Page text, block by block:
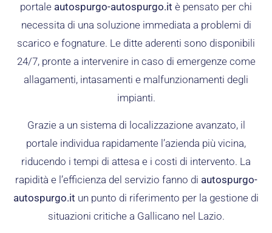
portale autospurgo-autospurgo.it è pensato per chi
necessita di una soluzione immediata a problemi di
scarico e fognature. Le ditte aderenti sono disponibili
24/7, pronte a intervenire in caso di emergenze come
allagamenti, intasamenti e malfunzionamenti degli
impianti.
Grazie a un sistema di localizzazione avanzato, il
portale individua rapidamente l’azienda più vicina,
riducendo i tempi di attesa e i costi di intervento. La
rapidità e l’efficienza del servizio fanno di autospurgo-
autospurgo.it un punto di riferimento per la gestione di
situazioni critiche a Gallicano nel Lazio.